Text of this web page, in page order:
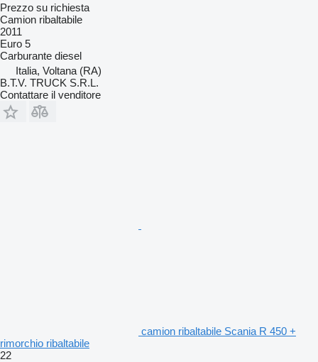
Prezzo su richiesta
Camion ribaltabile
2011
Euro 5
Carburante diesel
Italia, Voltana (RA)
B.T.V. TRUCK S.R.L.
Contattare il venditore
camion ribaltabile Scania R 450 +
rimorchio ribaltabile
22